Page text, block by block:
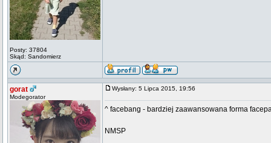
Posty: 37804
Skąd: Sandomierz
gorat
Modegorator
Wysłany: 5 Lipca 2015, 19:56
^ facebang - bardziej zaawansowana forma
NMSP